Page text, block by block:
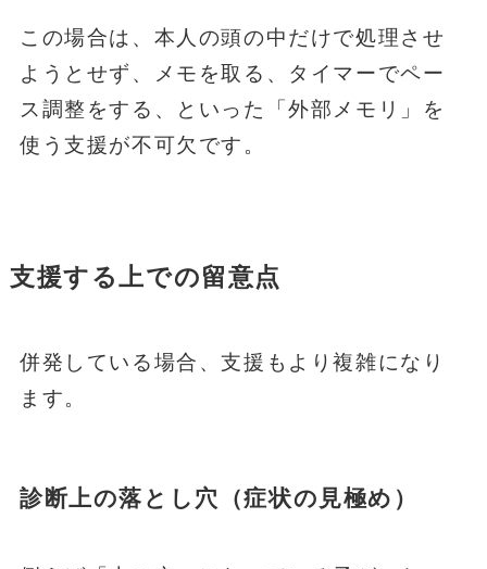
この場合は、本人の頭の中だけで処理させ
ようとせず、メモを取る、タイマーでペー
ス調整をする、といった「外部メモリ」を
使う支援が不可欠です。
支援する上での留意点
併発している場合、支援もより複雑になり
ます。
診断上の落とし穴（症状の見極め）